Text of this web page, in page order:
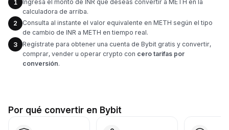
1
Ingresa el monto de INR que deseas convertir a METH en la
calculadora de arriba.
2
Consulta al instante el valor equivalente en METH según el tipo
de cambio de INR a METH en tiempo real.
3
Regístrate para obtener una cuenta de Bybit gratis y convertir,
comprar, vender u operar crypto con cero tarifas por
conversión.
Por qué convertir en Bybit